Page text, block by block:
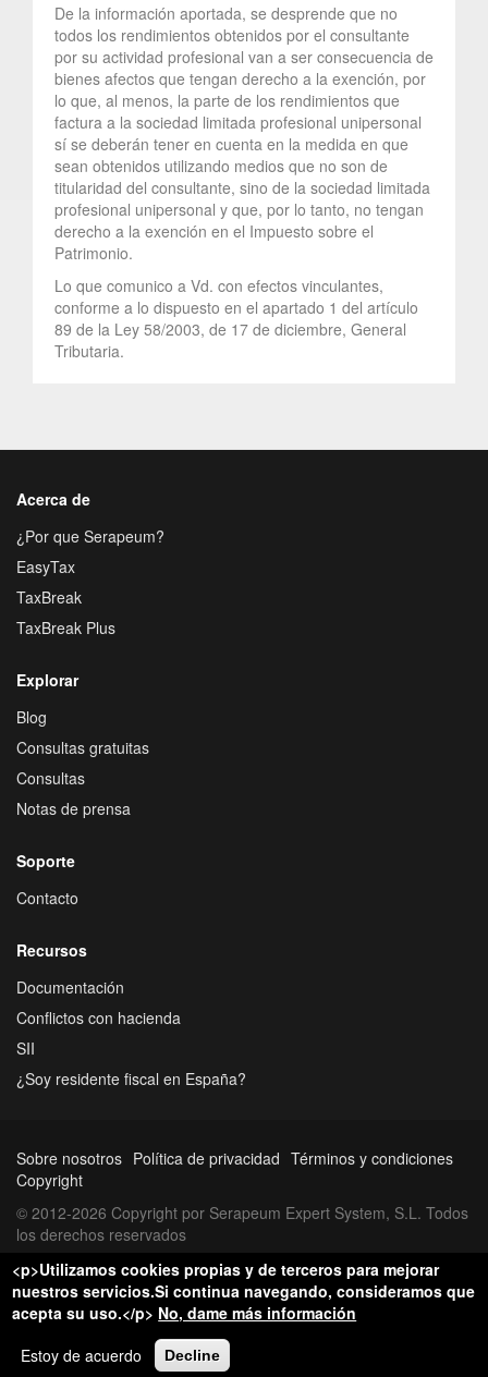
De la información aportada, se desprende que no
todos los rendimientos obtenidos por el consultante
por su actividad profesional van a ser consecuencia de
bienes afectos que tengan derecho a la exención, por
lo que, al menos, la parte de los rendimientos que
factura a la sociedad limitada profesional unipersonal
sí se deberán tener en cuenta en la medida en que
sean obtenidos utilizando medios que no son de
titularidad del consultante, sino de la sociedad limitada
profesional unipersonal y que, por lo tanto, no tengan
derecho a la exención en el Impuesto sobre el
Patrimonio.
Lo que comunico a Vd. con efectos vinculantes,
conforme a lo dispuesto en el apartado 1 del artículo
89 de la Ley 58/2003, de 17 de diciembre, General
Tributaria.
Acerca de
¿Por que Serapeum?
EasyTax
TaxBreak
TaxBreak Plus
Explorar
Blog
Consultas gratuitas
Consultas
Notas de prensa
Soporte
Contacto
Recursos
Documentación
Conflictos con hacienda
SII
¿Soy residente fiscal en España?
Sobre nosotros Política de privacidad Términos y condiciones
Copyright
© 2012-2026 Copyright por Serapeum Expert System, S.L. Todos
los derechos reservados
<p>Utilizamos cookies propias y de terceros para mejorar
nuestros servicios.Si continua navegando, consideramos que
acepta su uso.</p> No, dame más información
Estoy de acuerdo
Decline